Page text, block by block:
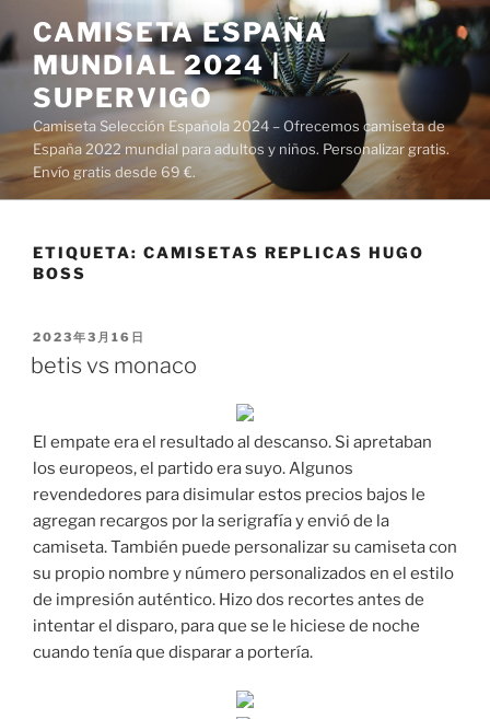
al
contenido
CAMISETA ESPAÑA
MUNDIAL 2024 |
SUPERVIGO
Camiseta Selección Española 2024 – Ofrecemos camiseta de
España 2022 mundial para adultos y niños. Personalizar gratis.
Envío gratis desde 69 €.
ETIQUETA: CAMISETAS REPLICAS HUGO
BOSS
PUBLICADO
EL
2023年3月16日
betis vs monaco
El empate era el resultado al descanso. Si apretaban
los europeos, el partido era suyo. Algunos
revendedores para disimular estos precios bajos le
agregan recargos por la serigrafía y envió de la
camiseta. También puede personalizar su camiseta con
su propio nombre y número personalizados en el estilo
de impresión auténtico. Hizo dos recortes antes de
intentar el disparo, para que se le hiciese de noche
cuando tenía que disparar a portería.